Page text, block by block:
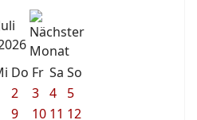
Do Fr Sa So
2 3 4
5
9 10 11 12